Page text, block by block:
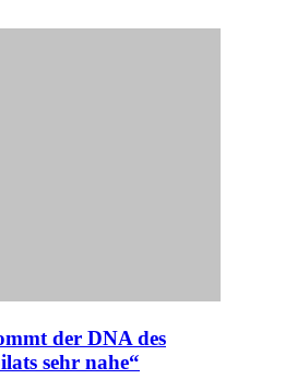
der DNA des
sehr nahe“